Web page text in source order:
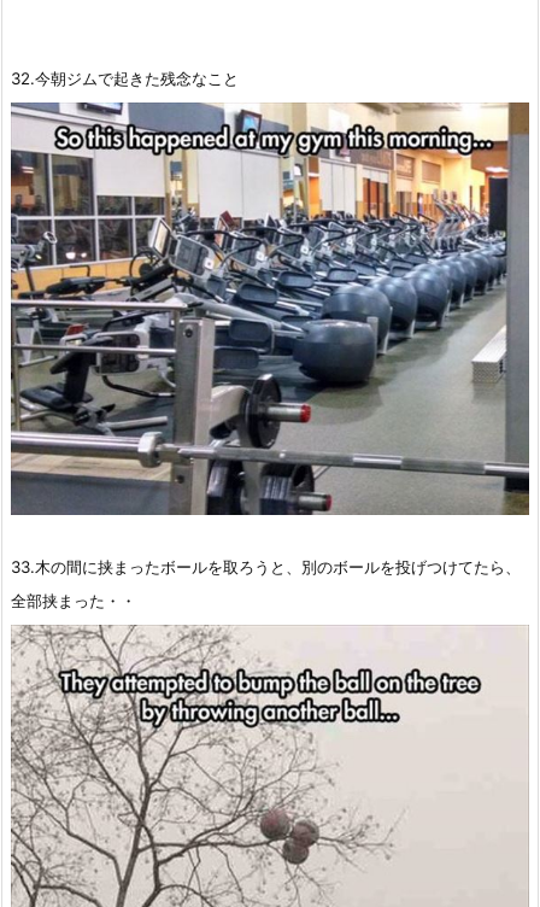
32.今朝ジムで起きた残念なこと
33.木の間に挟まったボールを取ろうと、別のボールを投げつけてたら、
全部挟まった・・